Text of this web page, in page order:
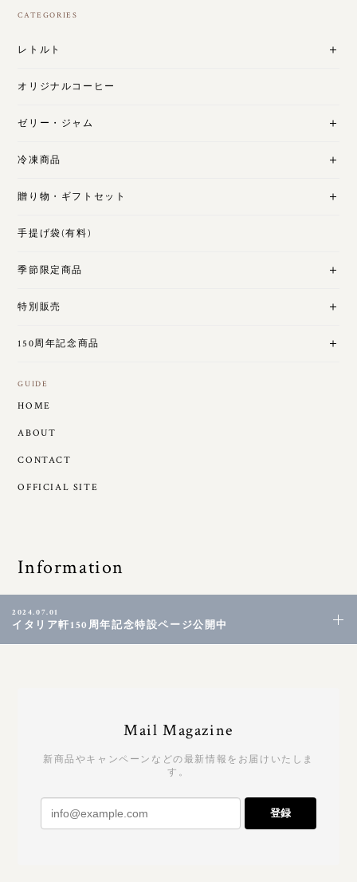
CATEGORIES
レトルト
オリジナルコーヒー
ゼリー・ジャム
冷凍商品
贈り物・ギフトセット
手提げ袋(有料)
季節限定商品
特別販売
150周年記念商品
GUIDE
HOME
ABOUT
CONTACT
OFFICIAL SITE
Information
2024.07.01
イタリア軒150周年記念特設ページ公開中
Mail Magazine
新商品やキャンペーンなどの最新情報をお届けいたしま
す。
登録